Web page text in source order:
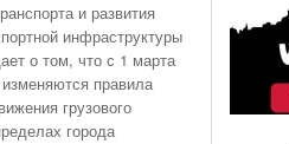
и развития
инфраструктуры
о том, что с 1 марта
правила
грузового
города